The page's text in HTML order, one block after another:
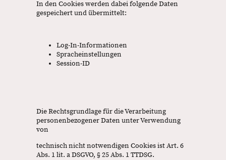
In den Cookies werden dabei folgende Daten
gespeichert und übermittelt:
Log-In-Informationen
Spracheinstellungen
Session-ID
Die Rechtsgrundlage für die Verarbeitung
personenbezogener Daten unter Verwendung
von
technisch nicht notwendigen Cookies ist Art. 6
Abs. 1 lit. a DSGVO, § 25 Abs. 1 TTDSG.